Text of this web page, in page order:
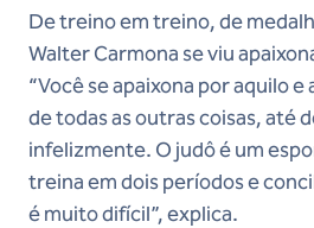
De treino em treino, de
Walter Carmona se viu
“Você se apaixona por aquilo
de todas as outras coisas, até
infelizmente. O judô é um
treina em dois períodos e
é muito difícil”, explica.